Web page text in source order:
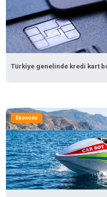
Türkiye genelinde kredi kart
Ekonomi